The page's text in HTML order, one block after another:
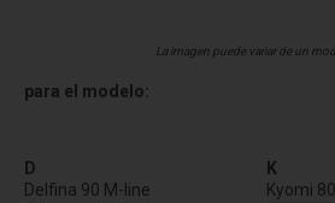
La imagen puede variar de un
para el modelo:
D
Delfina 90 M-line
K
Kyomi 80